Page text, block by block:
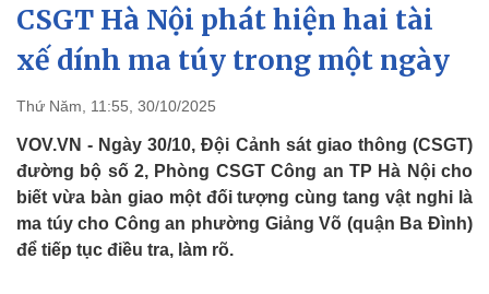
Chính trị
Đảng
Tổ chức nhân sự
Nhận diện sự thật
Xã hội
Dự báo thời tiết
Việc làm
Biển đảo
CSGT Hà Nội phát hiện hai tài
xế dính ma túy trong một ngày
Thứ Năm, 11:55, 30/10/2025
VOV.VN - Ngày 30/10, Đội Cảnh sát giao thông (CSGT)
đường bộ số 2, Phòng CSGT Công an TP Hà Nội cho
biết vừa bàn giao một đối tượng cùng tang vật nghi là
ma túy cho Công an phường Giảng Võ (quận Ba Đình)
để tiếp tục điều tra, làm rõ.